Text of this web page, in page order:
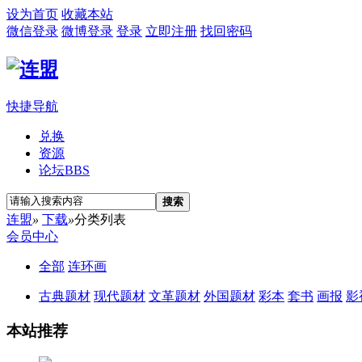
设为首页 收藏本站
微信登录 微博登录 登录 立即注册 找回密码
快捷导航
兑换
资源
论坛BBS
搜索
连盟» 下载»分类列表
会员中心
全部 连环画
古典题材 现代题材 文革题材 外国题材 彩本 套书 画报 影
本站推荐